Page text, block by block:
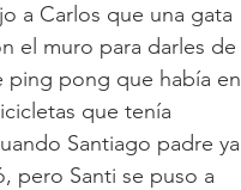
a Carlos que una gata
el muro para darles de
ping pong que había en
que tenía
Santiago padre ya
pero Santi se puso a